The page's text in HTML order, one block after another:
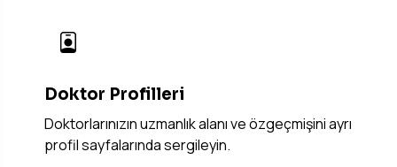
Doktor Profilleri
Doktorlarınızın uzmanlık alanı ve özgeçmişini ayrı
profil sayfalarında sergileyin.